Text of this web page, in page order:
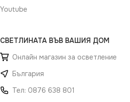
Youtube
СВЕТЛИНАТА ВЪВ ВАШИЯ ДОМ
Онлайн магазин за осветление
България
Тел: 0876 638 801